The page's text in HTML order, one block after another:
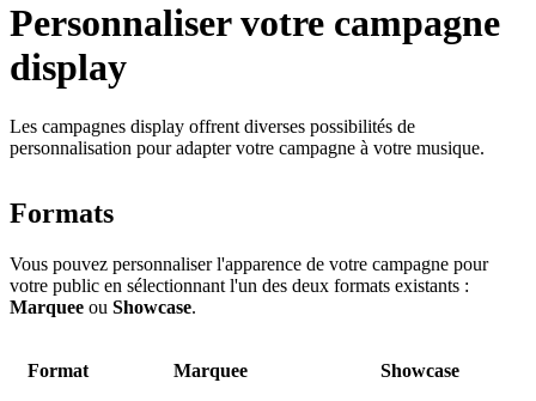
Personnaliser votre campagne
display
Les campagnes display offrent diverses possibilités de
personnalisation pour adapter votre campagne à votre musique.
Formats
Vous pouvez personnaliser l'apparence de votre campagne pour
votre public en sélectionnant l'un des deux formats existants :
Marquee ou Showcase.
Format Marquee Showcase